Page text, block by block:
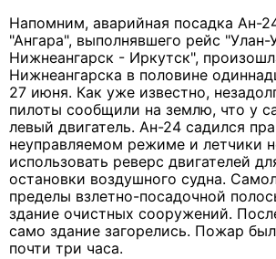
Напомним, аварийная посадка Ан-
"Ангара", выполнявшего рейс "Улан-
Нижнеангарск - Иркутск",
Нижнеангарска в половине
27 июня. Как уже известно,
пилоты сообщили на землю, что у
левый двигатель. Ан-24 садился
неуправляемом режиме и летчики
использовать реверс двигателей
остановки воздушного судна.
пределы взлетно-посадочной
здание очистных сооружений.
само здание загорелись. Пожар
почти три часа.